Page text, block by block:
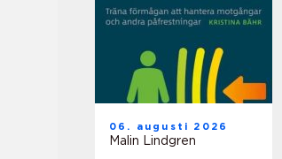
06. augusti 2026
Malin Lindgren